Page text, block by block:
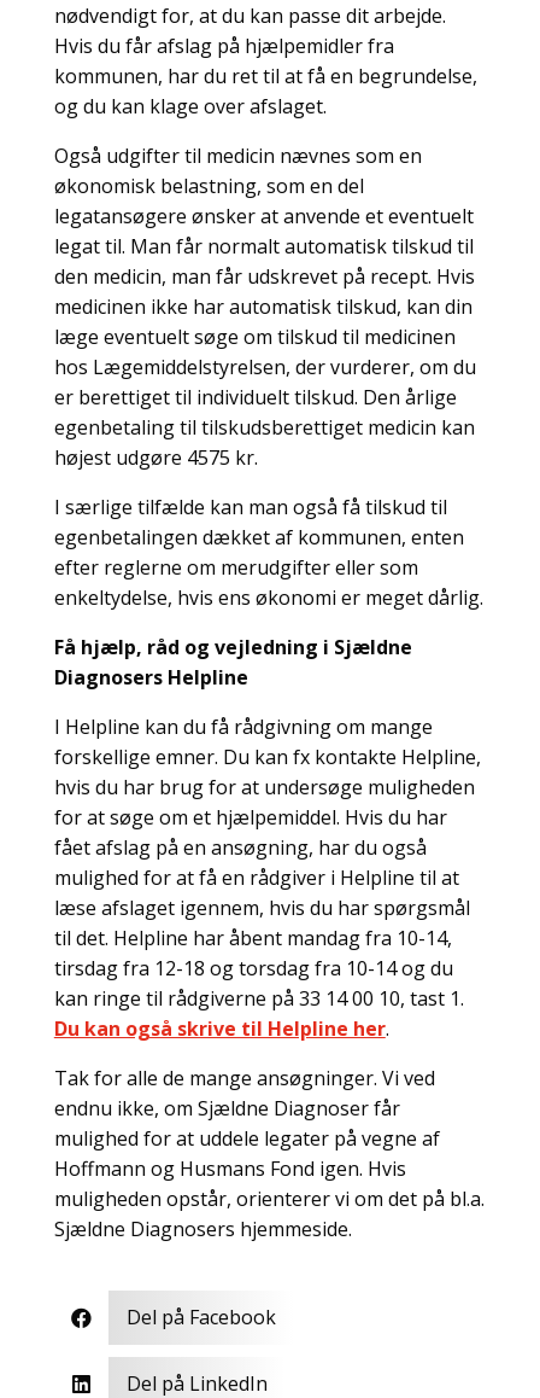
nødvendigt for, at du kan passe dit arbejde.
Hvis du får afslag på hjælpemidler fra
kommunen, har du ret til at få en begrundelse,
og du kan klage over afslaget.
Også udgifter til medicin nævnes som en
økonomisk belastning, som en del
legatansøgere ønsker at anvende et eventuelt
legat til. Man får normalt automatisk tilskud til
den medicin, man får udskrevet på recept. Hvis
medicinen ikke har automatisk tilskud, kan din
læge eventuelt søge om tilskud til medicinen
hos Lægemiddelstyrelsen, der vurderer, om du
er berettiget til individuelt tilskud. Den årlige
egenbetaling til tilskudsberettiget medicin kan
højest udgøre 4575 kr.
I særlige tilfælde kan man også få tilskud til
egenbetalingen dækket af kommunen, enten
efter reglerne om merudgifter eller som
enkeltydelse, hvis ens økonomi er meget dårlig.
Få hjælp, råd og vejledning i Sjældne
Diagnosers Helpline
I Helpline kan du få rådgivning om mange
forskellige emner. Du kan fx kontakte Helpline,
hvis du har brug for at undersøge muligheden
for at søge om et hjælpemiddel. Hvis du har
fået afslag på en ansøgning, har du også
mulighed for at få en rådgiver i Helpline til at
læse afslaget igennem, hvis du har spørgsmål
til det. Helpline har åbent mandag fra 10-14,
tirsdag fra 12-18 og torsdag fra 10-14 og du
kan ringe til rådgiverne på 33 14 00 10, tast 1.
Du kan også skrive til Helpline her.
Tak for alle de mange ansøgninger. Vi ved
endnu ikke, om Sjældne Diagnoser får
mulighed for at uddele legater på vegne af
Hoffmann og Husmans Fond igen. Hvis
muligheden opstår, orienterer vi om det på bl.a.
Sjældne Diagnosers hjemmeside.
 Del på Facebook
 Del på LinkedIn